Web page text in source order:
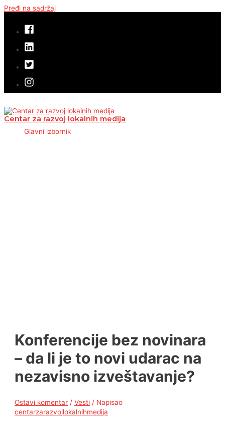
Pređi na sadržaj
Centar za razvoj lokalnih medija
Glavni izbornik
Konferencije bez novinara
– da li je to novi udarac na
nezavisno izveštavanje?
Ostavi komentar /Vesti / Napisao
centarzarazvojlokalnihmedija